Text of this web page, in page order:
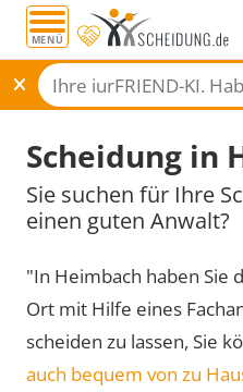
MENÜ
Scheidung in
Sie suchen für Ihre
einen guten Anwalt?
"In Heimbach haben Sie
Ort mit Hilfe eines
scheiden zu lassen, Sie
auch bequem von zu